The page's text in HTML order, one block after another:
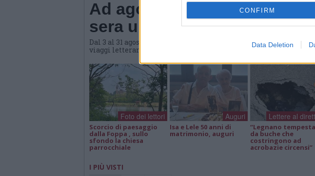
CONFIRM
Data Deletion
Ad agosto Materia non va in
sera una proposta per te
Dal 3 al 31 agosto l'hub culturale di Castronno propone un
viaggi letterari e gastronomici, conversazioni, laboratori
Foto dei lettori
Scorcio di paesaggio
dalla Foppa , sullo
sfondo la chiesa
parrocchiale
Auguri
Isa e Lele 50 anni di
matrimonio, auguri
Lettere al
“Legnano
da buche che
costringono ad
acrobazie circensi”
I PIÙ VISTI